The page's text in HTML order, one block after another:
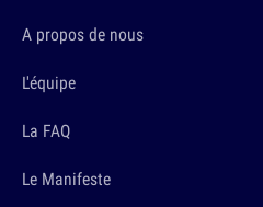
A propos de nous
L'équipe
La FAQ
Le Manifeste